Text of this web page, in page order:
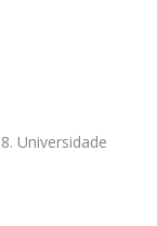
Universidade